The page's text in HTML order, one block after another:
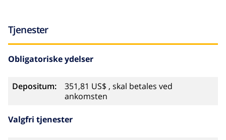
Tjenester
Obligatoriske ydelser
Depositum:
351,81 US$ , skal betales ved
ankomsten
Valgfri tjenester